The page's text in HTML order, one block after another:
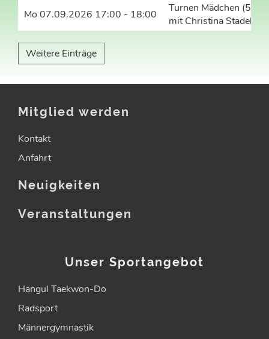
Mo 07.09.2026 17:00 - 18:00
Turnen Mädchen (5-9
mit Christina
Weitere Einträge
Mitglied werden
Kontakt
Anfahrt
Neuigkeiten
Veranstaltungen
Unser Sportangebot
Hangul Taekwon-Do
Radsport
Männergymnastik